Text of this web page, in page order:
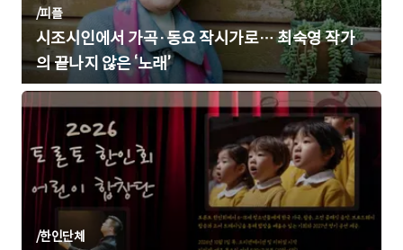
/피플
시조시인에서 가곡·동요 작시가로… 최숙영 작가
의 끝나지 않은 ‘노래’
/한인단체